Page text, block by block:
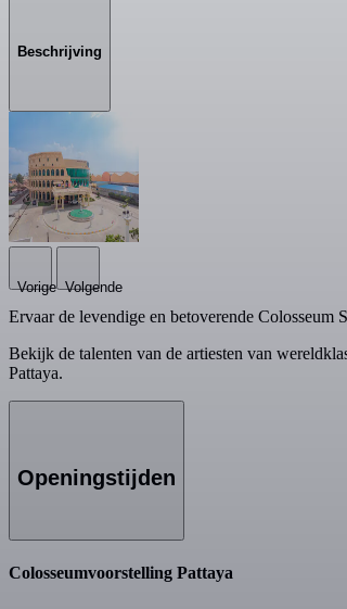
Beschrijving
Vorige Volgende
Ervaar de levendige en betoverende Colosseum
Bekijk de talenten van de artiesten van
Pattaya.
Openingstijden
Colosseumvoorstelling Pattaya